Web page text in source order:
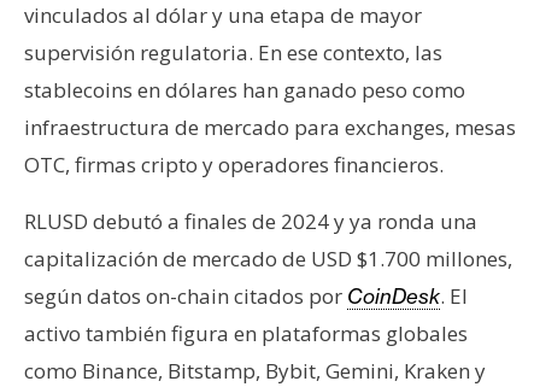
r
e
n
s
T
e
m
a
vinculados al dólar y una etapa de mayor
supervisión regulatoria. En ese contexto, las
stablecoins en dólares han ganado peso como
infraestructura de mercado para exchanges, mesas
OTC, firmas cripto y operadores financieros.
RLUSD debutó a finales de 2024 y ya ronda una
capitalización de mercado de USD $1.700 millones,
según datos on-chain citados por CoinDesk. El
activo también figura en plataformas globales
como Binance, Bitstamp, Bybit, Gemini, Kraken y